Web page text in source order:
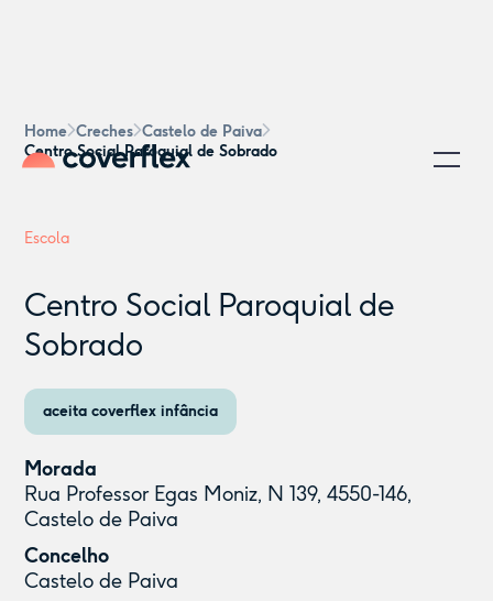
Home Creches Castelo de Paiva
Centro Social Paroquial de Sobrado
Escola
Centro Social Paroquial de
Sobrado
aceita coverflex infância
Morada
Rua Professor Egas Moniz, N 139, 4550-146,
Castelo de Paiva
Concelho
Castelo de Paiva